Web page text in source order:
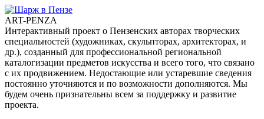
ART-PENZA
Интерактивный проект о Пензенских авторах творческих
специальностей (художниках, скульпторах, архитекторах, и
др.), созданный для профессиональной региональной
каталогизации предметов искусства и всего того, что связано
с их продвижением. Недостающие или устаревшие сведения
постоянно уточняются и по возможности дополняются. Мы
будем очень признательны всем за поддержку и развитие
проекта.